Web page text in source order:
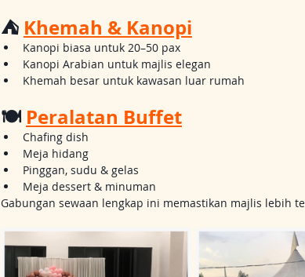
⛺ Khemah & Kanopi
Kanopi biasa untuk 20–50 pax
Kanopi Arabian untuk majlis elegan
Khemah besar untuk kawasan luar rumah
🍽 Peralatan Buffet
Chafing dish
Meja hidang
Pinggan, sudu & gelas
Meja dessert & minuman
Gabungan sewaan lengkap ini memastikan majlis lebih